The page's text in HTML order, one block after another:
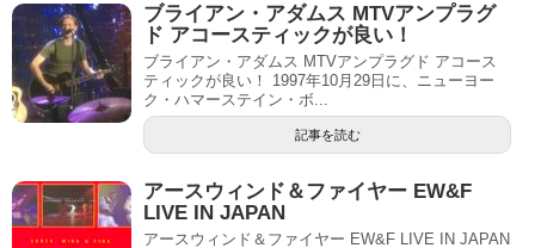
ブライアン・アダムス MTVアンプラグ
ド アコースティックが良い！
ブライアン・アダムス MTVアンプラグド アコース
ティックが良い！ 1997年10月29日に、ニューヨー
ク・ハマーステイン・ボ...
記事を読む
アースウィンド＆ファイヤー EW&F
LIVE IN JAPAN
アースウィンド＆ファイヤー EW&F LIVE IN JAPAN